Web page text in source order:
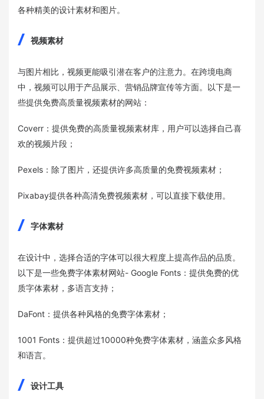
各种精美的设计素材和图片。
视频素材
与图片相比，视频更能吸引潜在客户的注意力。在跨境电商
中，视频可以用于产品展示、营销品牌宣传等方面。以下是一
些提供免费高质量视频素材的网站：
Coverr：提供免费的高质量视频素材库，用户可以选择自己喜
欢的视频片段；
Pexels：除了图片，还提供许多高质量的免费视频素材；
Pixabay提供各种高清免费视频素材，可以直接下载使用。
字体素材
在设计中，选择合适的字体可以很大程度上提高作品的品质。
以下是一些免费字体素材网站- Google Fonts：提供免费的优
质字体素材，多语言支持；
DaFont：提供各种风格的免费字体素材；
1001 Fonts：提供超过10000种免费字体素材，涵盖众多风格
和语言。
设计工具